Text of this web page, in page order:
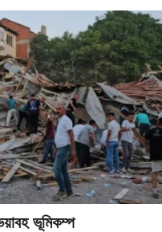
ভূমিকম্প